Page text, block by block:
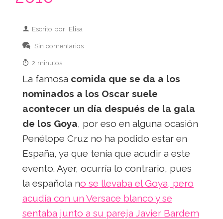
Escrito por: Elisa
Sin comentarios
2 minutos
La famosa comida que se da a los
nominados a los Oscar suele
acontecer un día después de la gala
de los Goya, por eso en alguna ocasión
Penélope Cruz no ha podido estar en
España, ya que tenía que acudir a este
evento. Ayer, ocurría lo contrario, pues
la española no se llevaba el Goya, pero
acudía con un Versace blanco y se
sentaba junto a su pareja Javier Bardem